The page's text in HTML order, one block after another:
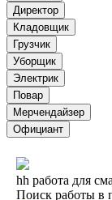
Директор
Кладовщик
Грузчик
Уборщик
Электрик
Повар
Мерчендайзер
Официант
hh работа для
Поиск работы в